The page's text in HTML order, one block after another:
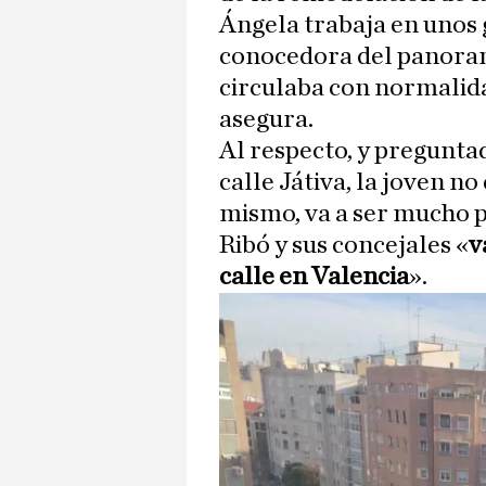
Ángela trabaja en unos
conocedora del
circulaba con
asegura.
Al respecto, y
calle Játiva, la joven no
mismo, va a ser mucho
Ribó y sus concejales «
calle en Valencia».